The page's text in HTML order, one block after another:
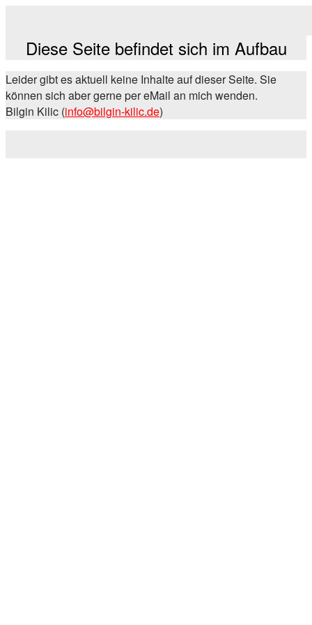
Diese Seite befindet sich im Aufbau
Leider gibt es aktuell keine Inhalte auf dieser Seite. Sie
können sich aber gerne per eMail an mich wenden.
Bilgin Kilic (info@bilgin-kilic.de)